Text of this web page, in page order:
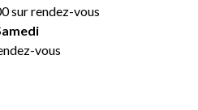
sur rendez-vous
vous